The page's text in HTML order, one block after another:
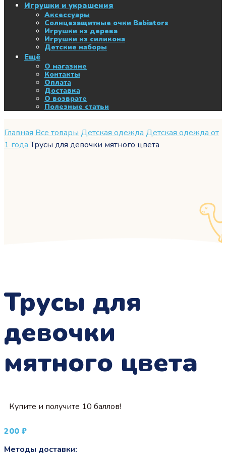
Игрушки и украшения
Аксессуары
Солнцезащитные очки Babiators
Игрушки из дерева
Игрушки из силикона
Детские наборы
Ещё
О магазине
Контакты
Оплата
Доставка
О возврате
Полезные статьи
Главная Все товары Детская одежда Детская одежда от
1 года Трусы для девочки мятного цвета
Трусы для
девочки
мятного цвета
Купите и получите 10 баллов!
200 ₽
Методы доставки: